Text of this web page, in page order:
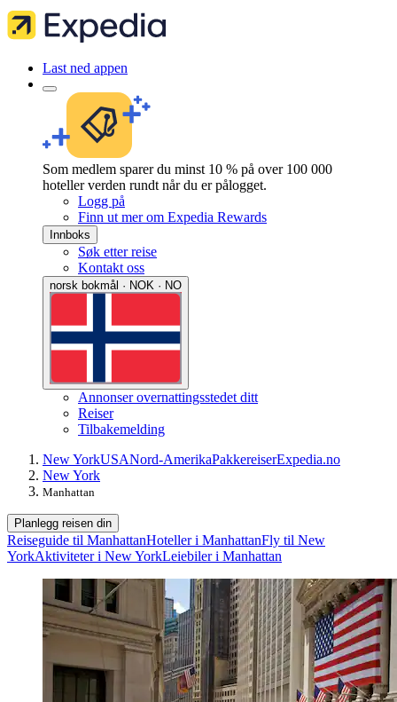
Last ned appen
Som medlem sparer du minst 10 % på over 100 000
hoteller verden rundt når du er pålogget.
Logg på
Finn ut mer om Expedia Rewards
Innboks
Søk etter reise
Kontakt oss
norsk bokmål · NOK · NO
Annonser overnattingsstedet ditt
Reiser
Tilbakemelding
New YorkUSANord-AmerikaPakkereiserExpedia.no
New York
Manhattan
Planlegg reisen din
Reiseguide til ManhattanHoteller i ManhattanFly til New
YorkAktiviteter i New YorkLeiebiler i Manhattan